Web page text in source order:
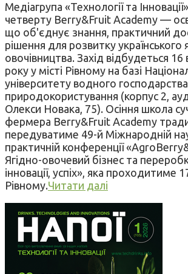
Медіагрупа «Технології та
четверту Berry&Fruit Academy —
що об'єднує знання, практичний
рішення для розвитку українського
овочівництва. Захід відбудеться
року у місті Рівному на базі
університету водного
природокористування (корпус 2,
Олекси Новака, 75). Осіння школа
фермера Berry&Fruit Academy
передуватиме 49-й Міжнародній
практичній конференції
Ягідно-овочевий бізнес та
інновації, успіх», яка проходитиме
Рівному.Читати далі